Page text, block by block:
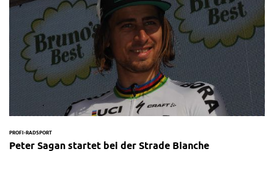
PROFI-RADSPORT
Peter Sagan startet bei der Strade Bianche